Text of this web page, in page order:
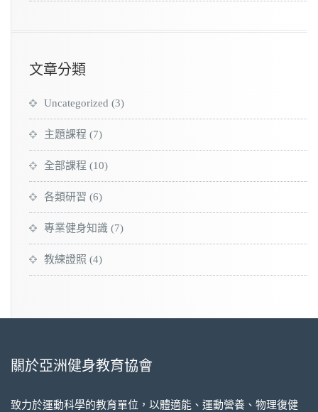
文章分類
Uncategorized (3)
主題課程 (7)
全部課程 (10)
各類研習 (6)
專業健身知識 (7)
教練證照 (4)
關於亞洲健身教育協會
致力於運動科學的教育單位，以體適能、運動營養、物理復健